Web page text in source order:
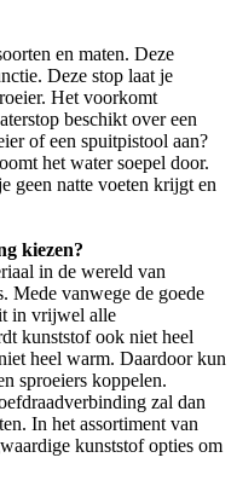
en maten. Deze
Deze stop laat je
Het voorkomt
beschikt over een
of een spuitpistool aan?
het water soepel door.
geen natte voeten krijgt en
kiezen?
in de wereld van
Mede vanwege de goede
in vrijwel alle
kunststof ook niet heel
heel warm. Daardoor kun
sproeiers koppelen.
zal dan
In het assortiment van
kunststof opties om